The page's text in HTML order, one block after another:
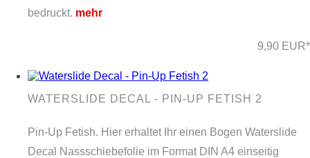
bedruckt. mehr
9,90 EUR*
WATERSLIDE DECAL - PIN-UP FETISH 2
Pin-Up Fetish. Hier erhaltet Ihr einen Bogen Waterslide
Decal Nassschiebefolie im Format DIN A4 einseitig